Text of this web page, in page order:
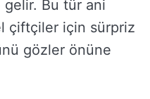
gelir. Bu tür ani
çiftçiler için sürpriz
gözler önüne